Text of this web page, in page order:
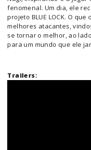
fenomenal. Um dia, ele
projeto BLUE LOCK. O
melhores atacantes,
se tornar o melhor, ao
para um mundo que ele
Trailers: